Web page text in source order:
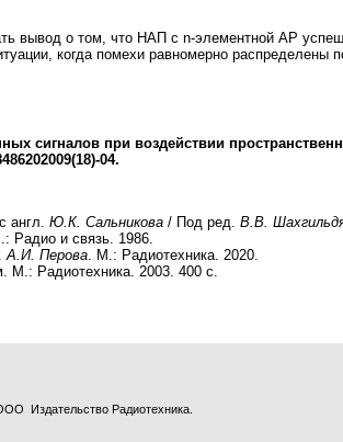
вывод о том, что НАП с n-элементной АР
когда помехи равномерно распределены
сигналов при воздействии
04.
англ. Ю.К. Сальникова / Под ред. В.В.
Радио и связь. 1986.
А.И. Перова . М.: Радиотехника. 2020.
М.: Радиотехника. 2003. 400 с.
Издательство Радиотехника.